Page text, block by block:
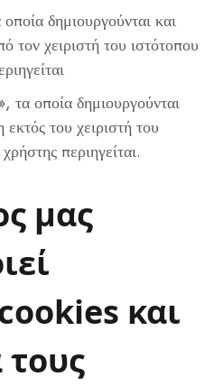
δημιουργούνται και
τον χειριστή του ιστότοπου
οποία δημιουργούνται
του χειριστή του
περιηγείται.
μας
και
τους